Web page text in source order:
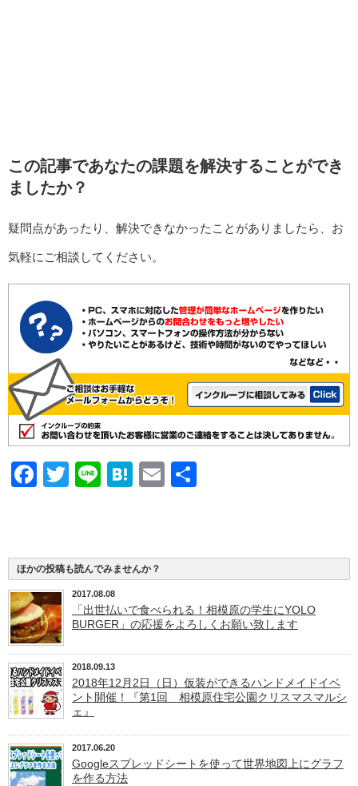
この記事であなたの課題を解決することができ
ましたか？
疑問点があったり、解決できなかったことがありましたら、お
気軽にご相談してください。
Facebook
Twitter
LineHatena
Email
ほかの投稿も読んでみませんか？
2017.08.08
「出世払いで食べられる！相模原の学生にYOLO
BURGER」の応援をよろしくお願い致します
2018.09.13
2018年12月2日（日）仮装ができるハンドメイドイベ
ント開催！『第1回 相模原住宅公園クリスマスマルシ
ェ』
2017.06.20
Googleスプレッドシートを使って世界地図上にグラフ
を作る方法